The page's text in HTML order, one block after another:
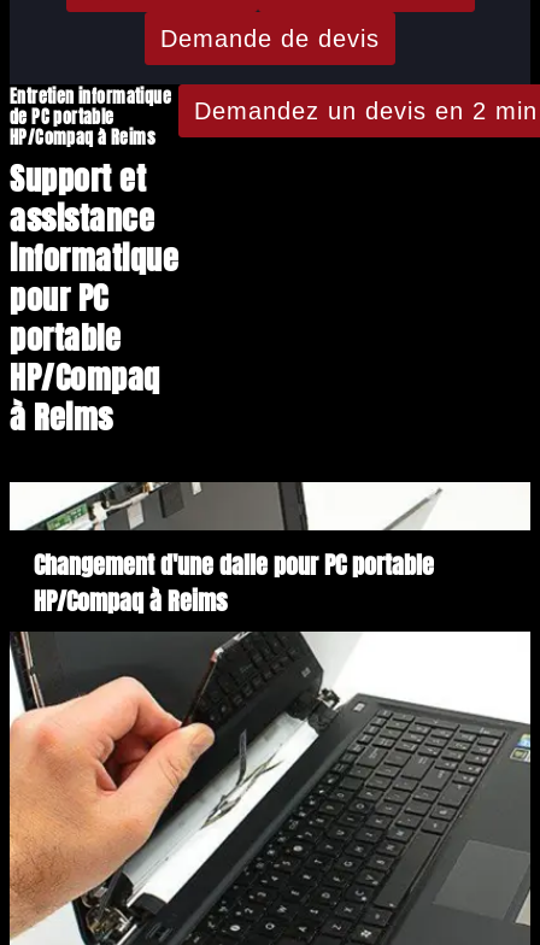
Demande de devis
Entretien informatique
de PC portable
HP/Compaq à Reims
Support et
assistance
informatique
pour PC
portable
HP/Compaq
à Reims
Demandez un devis en 2 min
Changement d'une dalle pour PC portable
HP/Compaq à Reims